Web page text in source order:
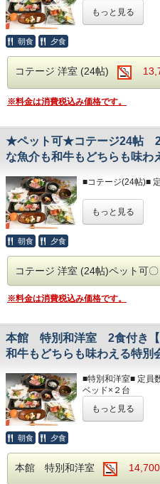
部屋着(セパレー
歯ブラシ
お茶
■ランドリー■
コテージ棟付近
☆☆お食事☆☆
◆食物アレルギ
い◆
夕食開始時間は
夜17：30～・18
ご希望のお時間
朝7：00～・7：
ご希望のお時間
キッチン / 調理器
テレビ / 洗面所 / お
フェイスタオル / バ
以下のアメニティは
必要なものをお持ち
部屋着(セパレート
T字カミソリ
ヘアーブラシ
お茶
☆☆お食事☆☆
◆食物アレルギー
夕食開始時間は、
ご希望のお時間を
朝食開始時間は、
朝7：00～・7：30
もっと見る
朝食 夕食
コテージ 洋室 (24帖)
※料金は消費税込み価格です。
★ペット可★コテージ24帖 2
な魚介も和牛もどちらも味わ
■コテージ(24帖)■
※ペットご宿泊料
地にて別途頂戴
ペット用品の備え
ていただきますよう
お願いいたします
ベッド×4つ
ソファベッド×1つ
キッチン / 調理器具
ヘアドライヤー / 電
■アメニティ■
フェイスタオル / バ
ボディソープ / シャ
フロント向かいの
しております。
必要なものをお持
もっと見る
朝食 夕食
コテージ 洋室 (24帖)ペット可
※料金は消費税込み価格です。
本館 特別和洋室 2食付き【
和牛もどちらも味わえる特別
■特別和洋室■ 定員
ベッド×２台
お風呂 / 洋式トイ
洗面所 / 冷蔵庫 / テ
■アメニティ■
もっと見る
朝食 夕食
本館 特別和洋室